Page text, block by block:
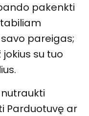
pakenkti
pareigas;
su tuo
Parduotuvę ar